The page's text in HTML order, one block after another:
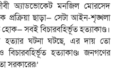
অ্যাডভোকেট মনজিল মোরসেদ
প্রক্রিয়া ছাড়া— সেটা আইন-শৃঙ্খলা
সবই বিচারবহির্ভূত হত্যাকাণ্ড।
হত্যার ঘটনা ঘটছে, এর দায় তো
হত্যাকাণ্ড৷ জনগণের
সরকারের৷’